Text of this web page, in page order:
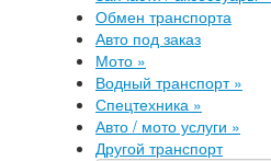
Обмен транспорта
Авто под заказ
Мото »
Водный транспорт»
Спецтехника »
Авто / мото услуги »
Другой транспорт